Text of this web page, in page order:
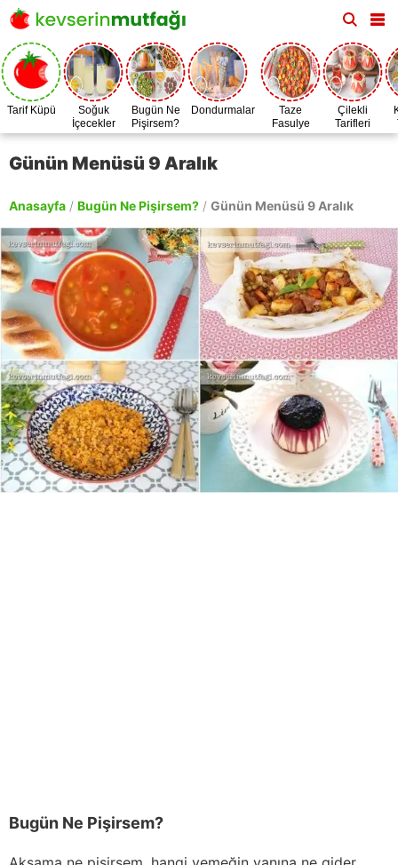
Tarif Küpü
Soğuk
İçecekler
Bugün Ne
Pişirsem?
Dondurmalar
Taze
Fasulye
Zamanı
Çilekli
Tarifleri
Günün Menüsü 9 Aralık
Anasayfa / Bugün Ne Pişirsem? / Günün Menüsü 9 Aralık
Bugün Ne Pişirsem?